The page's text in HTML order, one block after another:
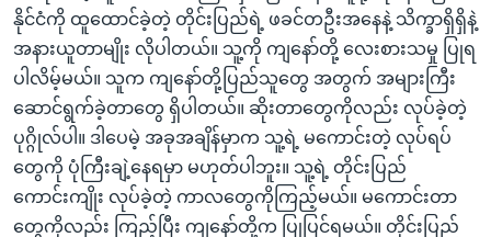
နိုင်ငံကို ထူထောင်ခဲ့တဲ့ တိုင်းပြည်ရဲ့ ဖခင်တဦးအနေနဲ့ သိက္ခာရှိရှိနဲ့
အနားယူတာမျိုး လိုပါတယ်။ သူ့ကို ကျနော်တို့ လေးစားသမှု ပြုရ
ပါလိမ့်မယ်။ သူက ကျနော်တို့ပြည်သူတွေ အတွက် အများကြီး
ဆောင်ရွက်ခဲ့တာတွေ ရှိပါတယ်။ ဆိုးတာတွေကိုလည်း လုပ်ခဲ့တဲ့
ပုဂ္ဂိုလ်ပါ။ ဒါပေမဲ့ အခုအချိန်မှာက သူ့ရဲ့ မကောင်းတဲ့ လုပ်ရပ်
တွေကို ပုံကြီးချဲ့နေရမှာ မဟုတ်ပါဘူး။ သူ့ရဲ့ တိုင်းပြည်
ကောင်းကျိုး လုပ်ခဲ့တဲ့ ကာလတွေကိုကြည့်မယ်။ မကောင်းတာ
တွေကိုလည်း ကြည့်ပြီး ကျနော်တို့က ပြုပြင်ရမယ်။ တိုင်းပြည်